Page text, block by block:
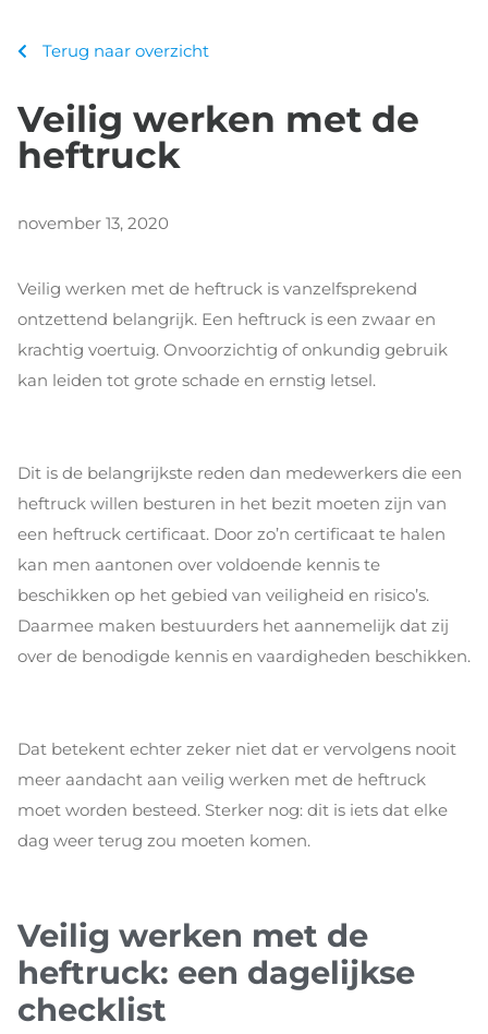
Terug naar overzicht
Veilig werken met de
heftruck
november 13, 2020
Veilig werken met de heftruck is vanzelfsprekend
ontzettend belangrijk. Een heftruck is een zwaar en
krachtig voertuig. Onvoorzichtig of onkundig gebruik
kan leiden tot grote schade en ernstig letsel.
Dit is de belangrijkste reden dan medewerkers die een
heftruck willen besturen in het bezit moeten zijn van
een heftruck certificaat. Door zo’n certificaat te halen
kan men aantonen over voldoende kennis te
beschikken op het gebied van veiligheid en risico’s.
Daarmee maken bestuurders het aannemelijk dat zij
over de benodigde kennis en vaardigheden beschikken.
Dat betekent echter zeker niet dat er vervolgens nooit
meer aandacht aan veilig werken met de heftruck
moet worden besteed. Sterker nog: dit is iets dat elke
dag weer terug zou moeten komen.
Veilig werken met de
heftruck: een dagelijkse
checklist